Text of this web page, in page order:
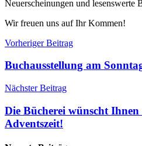
Neuerscheinungen und lesenswerte
Wir freuen uns auf Ihr Kommen!
Beitragsnavigation
Vorheriger Beitrag
Buchausstellung am
Nächster Beitrag
Die Bücherei wünscht Ihnen
Adventszeit!